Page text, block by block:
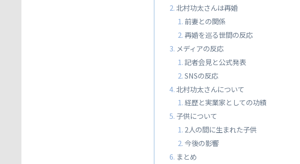
北村功太さんは再婚
前妻との関係
再婚を巡る世間の反応
メディアの反応
記者会見と公式発表
SNSの反応
北村功太さんについて
経歴と実業家としての功績
子供について
2人の間に生まれた子供
今後の影響
まとめ